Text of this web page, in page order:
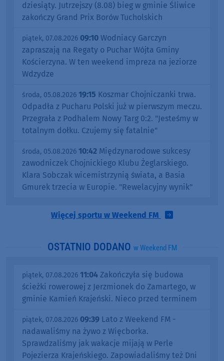
dziesiąty. Jutrzejszy (8.08) bieg w gminie Śliwice
zakończy Grand Prix Borów Tucholskich
piątek, 07.08.2026 09:10 Wodniacy Garczyn
zapraszają na Regaty o Puchar Wójta Gminy
Kościerzyna. W ten weekend impreza na jeziorze
Wdzydze
środa, 05.08.2026 19:15 Koszmar Chojniczanki trwa.
Odpadła z Pucharu Polski już w pierwszym meczu.
Przegrała z Podhalem Nowy Targ 0:2. "Jesteśmy w
totalnym dołku. Czujemy się fatalnie"
środa, 05.08.2026 10:42 Międzynarodowe sukcesy
zawodniczek Chojnickiego Klubu Żeglarskiego.
Klara Sobczak wicemistrzynią świata, a Basia
Gmurek trzecia w Europie. "Rewelacyjny wynik"
Więcej sportu w Weekend FM
OSTATNIO DODANO w Weekend FM
piątek, 07.08.2026 11:04 Zakończyła się budowa
ścieżki rowerowej z Jerzmionek do Zamartego, w
gminie Kamień Krajeński. Nieco przed terminem
piątek, 07.08.2026 09:39 Lato z Weekend FM -
nadawaliśmy na żywo z Więcborka.
Sprawdzaliśmy jak wakacje mijają w Perle
Pojezierza Krajeńskiego. Zapowiadaliśmy też Dni